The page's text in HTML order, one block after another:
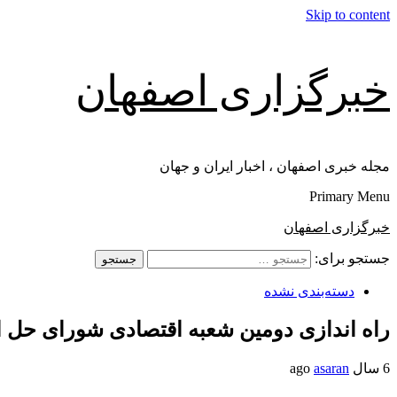
Skip to content
خبرگزاری اصفهان
مجله خبری اصفهان ، اخبار ایران و جهان
Primary Menu
خبرگزاری اصفهان
جستجو برای:
دسته‌بندی نشده
راه اندازی دومین شعبه اقتصادی شورای حل
6 سال ago asaran